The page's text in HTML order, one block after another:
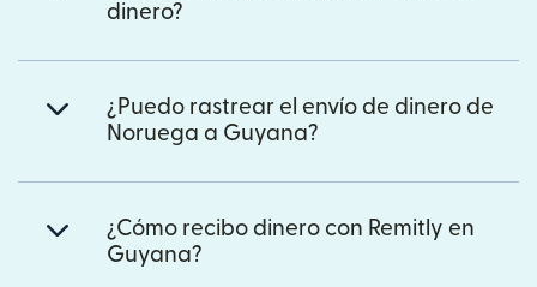
dinero?
¿Puedo rastrear el envío de dinero de
Noruega a Guyana?
¿Cómo recibo dinero con Remitly en
Guyana?